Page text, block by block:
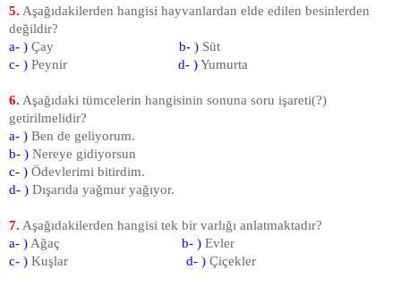
5. Aşağıdakilerden hangisi hayvanlardan elde edilen besinlerden
değildir?
a- ) Çay b- ) Süt
c- ) Peynir d- )Yumurta
6. Aşağıdaki tümcelerin hangisinin sonuna soru işareti(?)
getirilmelidir?
a- ) Ben de geliyorum.
b- ) Nereye gidiyorsun
c- ) Ödevlerimi bitirdim.
d- ) Dışarıda yağmur yağıyor.
7. Aşağıdakilerden hangisi tek bir varlığı anlatmaktadır?
a- ) Ağaç b- ) Evler
c- ) Kuşlar d- ) Çiçekler